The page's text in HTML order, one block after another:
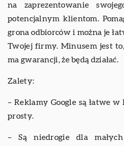
na zaprezentowanie
potencjalnym klientom.
grona odbiorców i można je
Twojej firmy. Minusem jest
ma gwarancji, że będą działać.
Zalety:
– Reklamy Google są łatwe
prosty.
– Są niedrogie dla